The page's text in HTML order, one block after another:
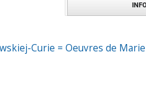
Curie = Oeuvres de